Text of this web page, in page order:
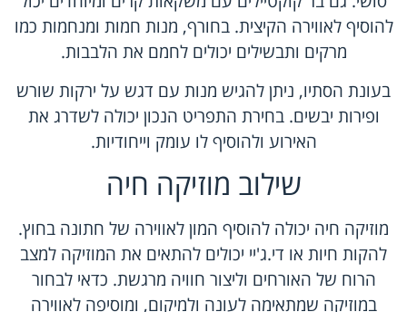
להוסיף לאווירה הקיצית. בחורף, מנות חמות ומנחמות כמו
מרקים ותבשילים יכולים לחמם את הלבבות.
בעונת הסתיו, ניתן להגיש מנות עם דגש על ירקות שורש
ופירות יבשים. בחירת התפריט הנכון יכולה לשדרג את
האירוע ולהוסיף לו עומק וייחודיות.
שילוב מוזיקה חיה
מוזיקה חיה יכולה להוסיף המון לאווירה של חתונה בחוץ.
להקות חיות או די.ג'יי יכולים להתאים את המוזיקה למצב
הרוח של האורחים וליצור חוויה מרגשת. כדאי לבחור
במוזיקה שמתאימה לעונה ולמיקום, ומוסיפה לאווירה